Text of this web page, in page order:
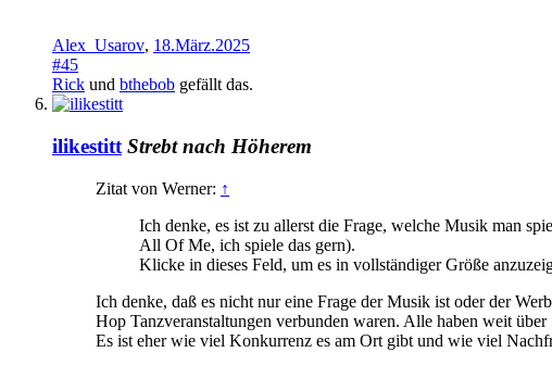
Alex_Usarov, 18.März.2025
#45
Rick und bthebob gefällt das.
ilikestitt Strebt nach Höherem
Zitat von Werner: ↑
Ich denke, es ist zu allerst die Frage, welche Musik man
All Of Me, ich spiele das gern).
Klicke in dieses Feld, um es in vollständiger Größe
Ich denke, daß es nicht nur eine Frage der Musik ist oder der
Hop Tanzveranstaltungen verbunden waren. Alle haben weit
Es ist eher wie viel Konkurrenz es am Ort gibt und wie viel